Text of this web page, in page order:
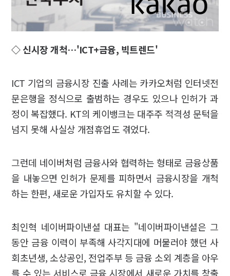
◇ 신시장 개척…'ICT+금융, 빅트렌드'
ICT 기업의 금융시장 진출 사례는 카카오처럼 인터넷전
문은행을 정식으로 출범하는 경우도 있으나 인허가 과
정이 복잡했다. KT의 케이뱅크는 대주주 적격성 문턱을
넘지 못해 사실상 개점휴업도 겪었다.
그런데 네이버처럼 금융사와 협력하는 형태로 금융상품
을 내놓으면 인허가 문제를 피하면서 금융시장을 개척
하는 한편, 새로운 가입자도 유치할 수 있다.
최인혁 네이버파이낸셜 대표는 "네이버파이낸셜은 그
동안 금융 이력이 부족해 사각지대에 머물러야 했던 사
회초년생, 소상공인, 전업주부 등 금융 소외 계층을 아우
를 수 있는 서비스로 금융 시장에서 새로운 가치를 창출